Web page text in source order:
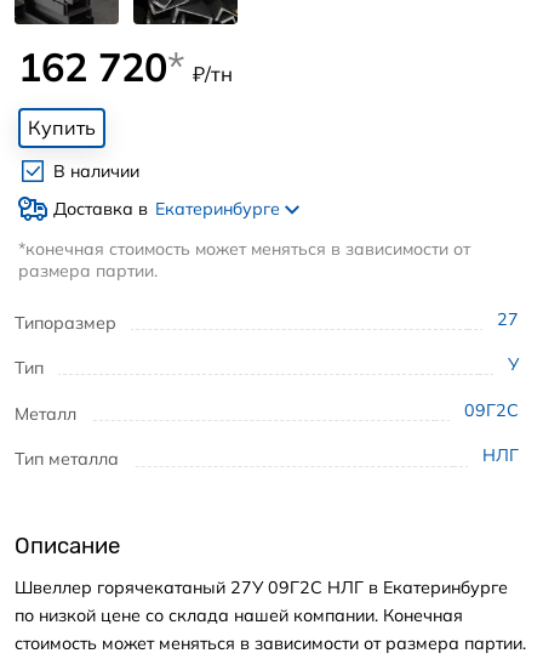
Типоразмер 27
Тип У
Металл 09Г2С
Тип металла НЛГ
162 720* ₽/тн
Купить
В наличии
Доставка в Екатеринбурге
*конечная стоимость может меняться в зависимости от
размера партии.
Описание
Швеллер горячекатаный 27У 09Г2С НЛГ в Екатеринбурге
по низкой цене со склада нашей компании. Конечная
стоимость может меняться в зависимости от размера партии.